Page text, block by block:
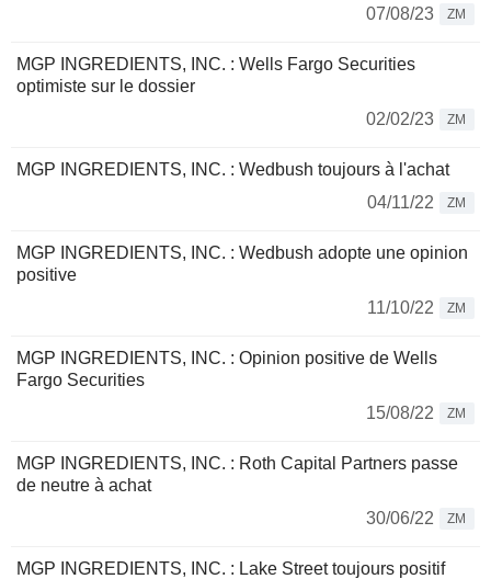
07/08/23
ZM
MGP INGREDIENTS, INC. : Wells Fargo Securities
optimiste sur le dossier
02/02/23
ZM
MGP INGREDIENTS, INC. : Wedbush toujours à l'achat
04/11/22
ZM
MGP INGREDIENTS, INC. : Wedbush adopte une opinion
positive
11/10/22
ZM
MGP INGREDIENTS, INC. : Opinion positive de Wells
Fargo Securities
15/08/22
ZM
MGP INGREDIENTS, INC. : Roth Capital Partners passe
de neutre à achat
30/06/22
ZM
MGP INGREDIENTS, INC. : Lake Street toujours positif